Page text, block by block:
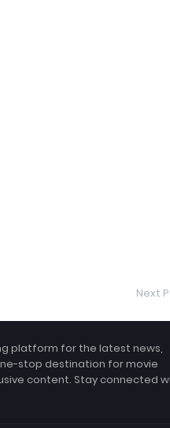
Next
platform for the latest news,
stop destination for movie
content. Stay connected